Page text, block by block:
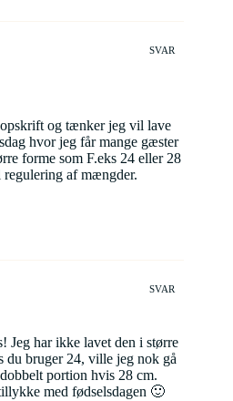
SVAR
og tænker jeg vil lave
hvor jeg får mange gæster
forme som F.eks 24 eller 28
af mængder.
SVAR
Jeg har ikke lavet den i større
du bruger 24, ville jeg nok gå
portion hvis 28 cm.
med fødselsdagen 🙂